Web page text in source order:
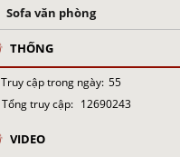
Sofa văn phòng
THỐNG
Truy cập trong ngày: 55
Tổng truy cập: 12690243
VIDEO